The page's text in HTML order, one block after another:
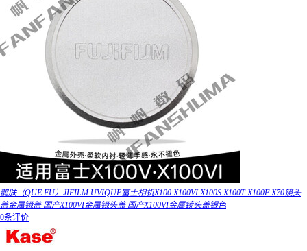
鹊肤（QUE FU）JIFILM UVIQUE富士相机X100 X100VI X100S X100T X100F X70镜头
盖金属镜盖 国产X100VI金属镜头盖 国产X100VI金属镜头盖银色
0条评价